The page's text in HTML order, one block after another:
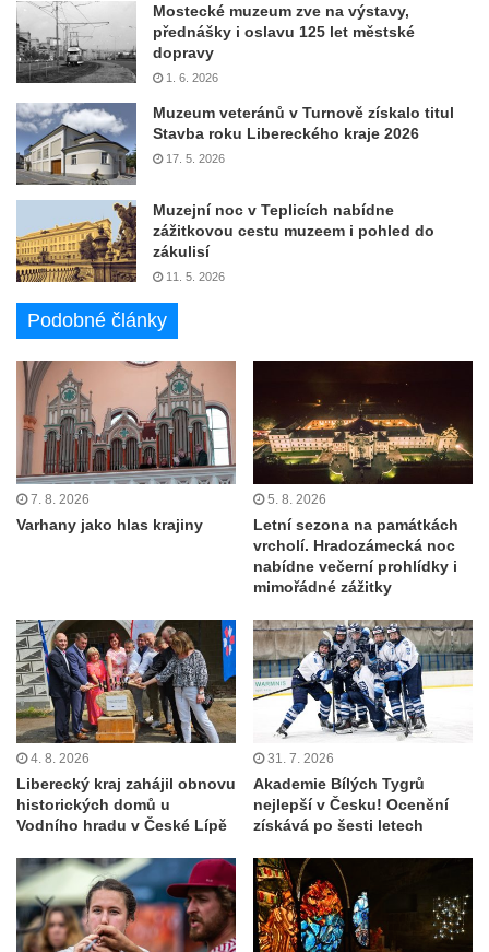
Mostecké muzeum zve na výstavy,
přednášky i oslavu 125 let městské
dopravy
1. 6. 2026
Muzeum veteránů v Turnově získalo titul
Stavba roku Libereckého kraje 2026
17. 5. 2026
Muzejní noc v Teplicích nabídne
zážitkovou cestu muzeem i pohled do
zákulisí
11. 5. 2026
Podobné články
7. 8. 2026
Varhany jako hlas krajiny
5. 8. 2026
Letní sezona na památkách
vrcholí. Hradozámecká noc
nabídne večerní prohlídky i
mimořádné zážitky
4. 8. 2026
Liberecký kraj zahájil obnovu
historických domů u
Vodního hradu v České Lípě
31. 7. 2026
Akademie Bílých Tygrů
nejlepší v Česku! Ocenění
získává po šesti letech